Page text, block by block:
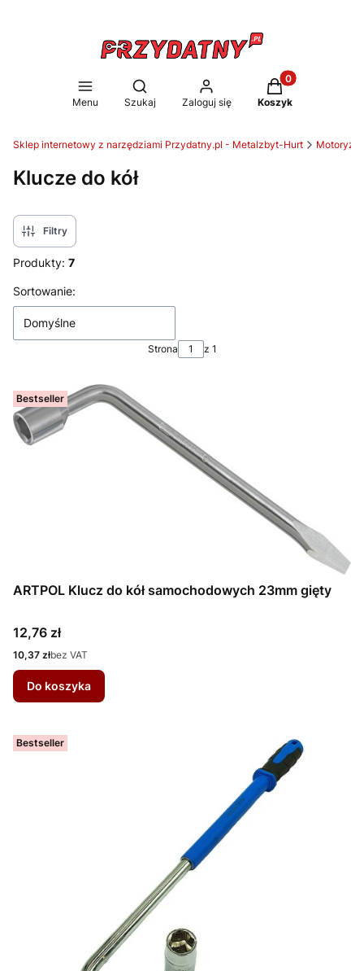
Menu
Otwórz wyszukiwarkę
Szukaj Zaloguj się
Produkty w
Koszyk
Sklep internetowy z narzędziami Przydatny.pl - Metalzbyt-Hurt
Klucze do kół
Filtry
Produkty: 7
Lista produktów
Sortowanie:
Domyślne
Strona z 1
Bestseller
ARTPOL Klucz do kół samochodowych 23mm gięty
Cena
12,76 zł
Cena
10,37 złbez VAT
Do koszyka
Bestseller